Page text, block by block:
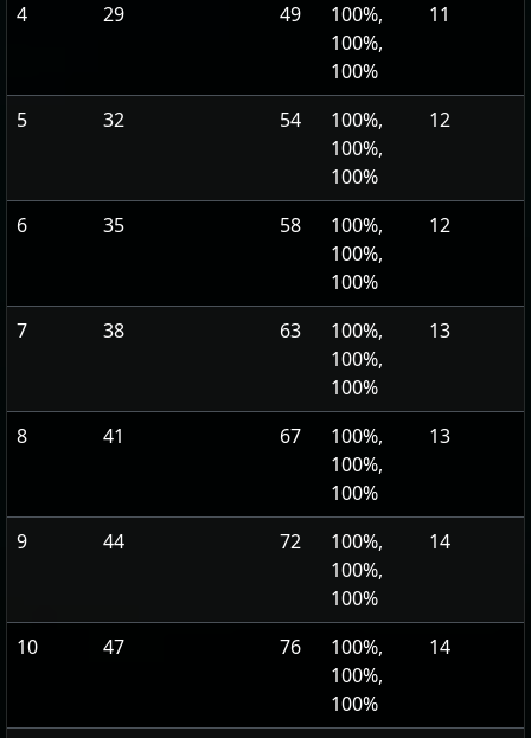
4 29 49
100%,
100%,
100%
11
5 32 54
100%,
100%,
100%
12
6 35 58
100%,
100%,
100%
12
7 38 63
100%,
100%,
100%
13
8 41 67
100%,
100%,
100%
13
9 44 72
100%,
100%,
100%
14
10 47 76
100%,
100%,
100%
14